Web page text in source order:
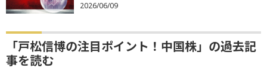
2026/06/09
「戸松信博の注目ポイント！中国株」の過去記
事を読む